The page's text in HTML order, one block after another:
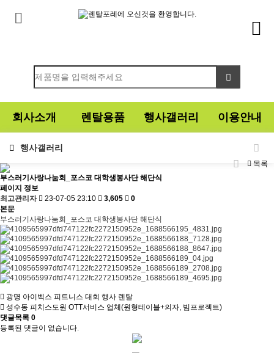
회사소개 렌탈용품 행사갤러리 이용안내
행사갤러리
목록
부스러기사랑나눔회_포스코 대학생봉사단 해단식
페이지 정보
최고관리자
23-07-05 23:10 3,605
0
본문
부스러기사랑나눔회_포스코 대학생봉사단 해단식
광명 아이벡스 피트니스 대회 행사 렌탈
성수동 피치스도원 OTT서비스 업체(원형테이블+의자, 빔프로젝트)
댓글목록 0
등록된 댓글이 없습니다.